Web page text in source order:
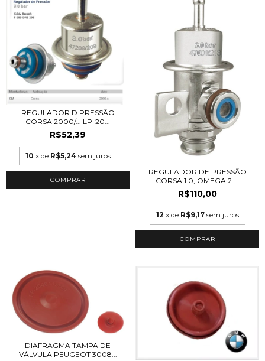
REGULADOR D PRESSÃO
CORSA 2000/... LP-20...
R$52,39
10 x de R$5,24 sem juros
REGULADOR DE PRESSÃO
CORSA 1.0, OMEGA 2....
R$110,00
12 x de R$9,17 sem juros
DIAFRAGMA TAMPA DE
VÁLVULA PEUGEOT 3008...